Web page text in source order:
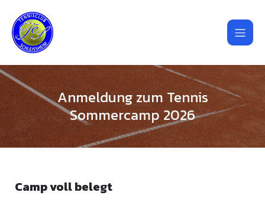
Anmeldung zum Tennis
Sommercamp 2026
Camp voll belegt